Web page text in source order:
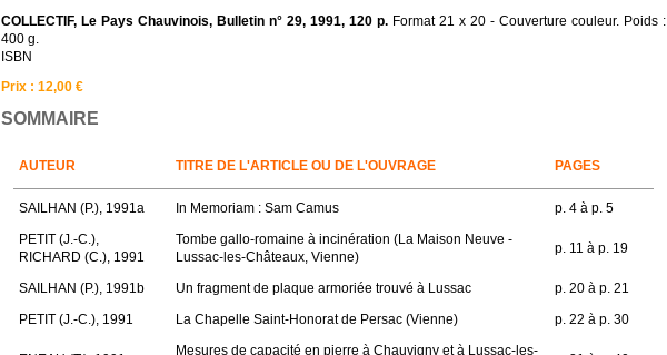
COLLECTIF, Le Pays Chauvinois, Bulletin n° 29, 1991, 120 p. Format 21 x 20 - Couverture couleur. Poids :
400 g.
ISBN
Prix : 12,00 €
SOMMAIRE
AUTEUR TITRE DE L'ARTICLE OU DE L'OUVRAGE PAGES
SAILHAN (P.), 1991a In Memoriam : Sam Camus
p. 4 à p. 5
PETIT (J.-C.),
RICHARD (C.), 1991
Tombe gallo-romaine à incinération (La Maison Neuve -
Lussac-les-Châteaux, Vienne)
p. 11 à p. 19
SAILHAN (P.), 1991b Un fragment de plaque armoriée trouvé à Lussac
p. 20 à p. 21
PETIT (J.-C.), 1991
La Chapelle Saint-Honorat de Persac (Vienne) p. 22 à p. 30
Mesures de capacité en pierre à Chauvigny et à Lussac-les-